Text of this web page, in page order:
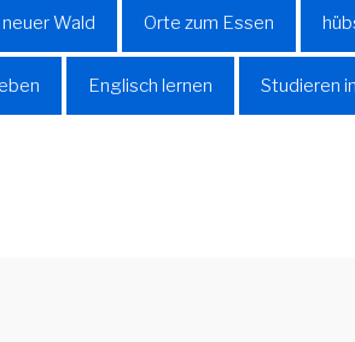
neuer Wald Orte zum Essen
Englisch lernen Studieren